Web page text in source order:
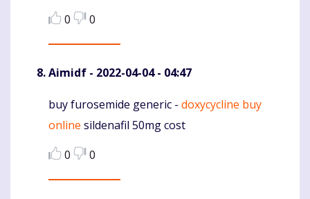
0
0
Aimidf - 2022-04-04 - 04:47
Komentaras
buy furosemide generic - doxycycline buy
online sildenafil 50mg cost
0
0